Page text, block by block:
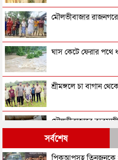
মৌলভীবাজার
ঘাস কেটে ফেরার
শ্রীমঙ্গলে চা বাগান
মৌলভীবাজারে
স্ত্রীকে হত্যা করে
সর্বশেষ